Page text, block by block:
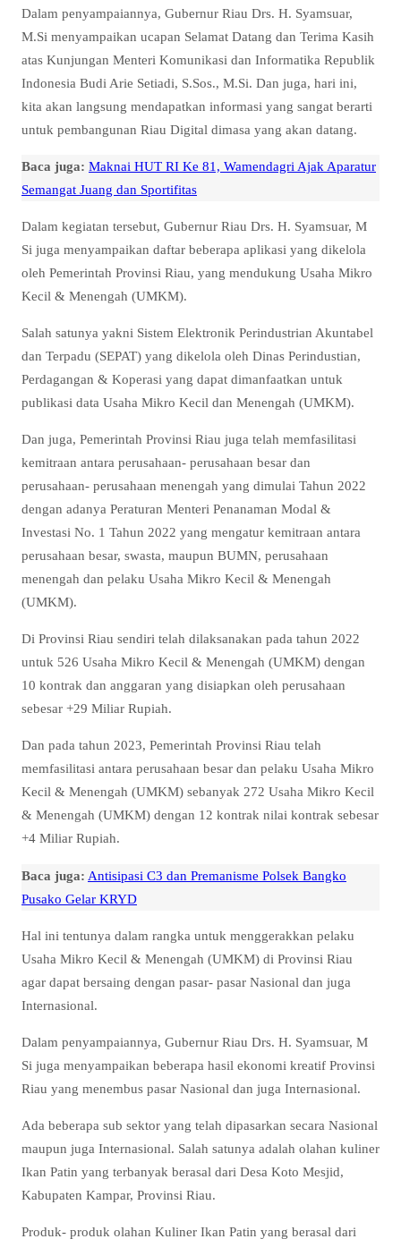
Dalam penyampaiannya, Gubernur Riau Drs. H. Syamsuar,
M.Si menyampaikan ucapan Selamat Datang dan Terima Kasih
atas Kunjungan Menteri Komunikasi dan Informatika Republik
Indonesia Budi Arie Setiadi, S.Sos., M.Si. Dan juga, hari ini,
kita akan langsung mendapatkan informasi yang sangat berarti
untuk pembangunan Riau Digital dimasa yang akan datang.
Baca juga: Maknai HUT RI Ke 81, Wamendagri Ajak Aparatur
Semangat Juang dan Sportifitas
Dalam kegiatan tersebut, Gubernur Riau Drs. H. Syamsuar, M
Si juga menyampaikan daftar beberapa aplikasi yang dikelola
oleh Pemerintah Provinsi Riau, yang mendukung Usaha Mikro
Kecil & Menengah (UMKM).
Salah satunya yakni Sistem Elektronik Perindustrian Akuntabel
dan Terpadu (SEPAT) yang dikelola oleh Dinas Perindustian,
Perdagangan & Koperasi yang dapat dimanfaatkan untuk
publikasi data Usaha Mikro Kecil dan Menengah (UMKM).
Dan juga, Pemerintah Provinsi Riau juga telah memfasilitasi
kemitraan antara perusahaan- perusahaan besar dan
perusahaan- perusahaan menengah yang dimulai Tahun 2022
dengan adanya Peraturan Menteri Penanaman Modal &
Investasi No. 1 Tahun 2022 yang mengatur kemitraan antara
perusahaan besar, swasta, maupun BUMN, perusahaan
menengah dan pelaku Usaha Mikro Kecil & Menengah
(UMKM).
Di Provinsi Riau sendiri telah dilaksanakan pada tahun 2022
untuk 526 Usaha Mikro Kecil & Menengah (UMKM) dengan
10 kontrak dan anggaran yang disiapkan oleh perusahaan
sebesar +29 Miliar Rupiah.
Dan pada tahun 2023, Pemerintah Provinsi Riau telah
memfasilitasi antara perusahaan besar dan pelaku Usaha Mikro
Kecil & Menengah (UMKM) sebanyak 272 Usaha Mikro Kecil
& Menengah (UMKM) dengan 12 kontrak nilai kontrak sebesar
+4 Miliar Rupiah.
Baca juga: Antisipasi C3 dan Premanisme Polsek Bangko
Pusako Gelar KRYD
Hal ini tentunya dalam rangka untuk menggerakkan pelaku
Usaha Mikro Kecil & Menengah (UMKM) di Provinsi Riau
agar dapat bersaing dengan pasar- pasar Nasional dan juga
Internasional.
Dalam penyampaiannya, Gubernur Riau Drs. H. Syamsuar, M
Si juga menyampaikan beberapa hasil ekonomi kreatif Provinsi
Riau yang menembus pasar Nasional dan juga Internasional.
Ada beberapa sub sektor yang telah dipasarkan secara Nasional
maupun juga Internasional. Salah satunya adalah olahan kuliner
Ikan Patin yang terbanyak berasal dari Desa Koto Mesjid,
Kabupaten Kampar, Provinsi Riau.
Produk- produk olahan Kuliner Ikan Patin yang berasal dari